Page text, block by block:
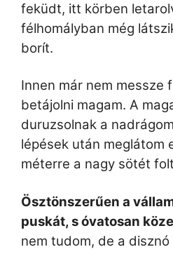
feküdt, itt körben
félhomályban még
borít.
Innen már nem messze
betájolni magam. A
duruzsolnak a
lépések után meglátom
méterre a nagy sötét
Ösztönszerűen a
puskát, s óvatosan
nem tudom, de a